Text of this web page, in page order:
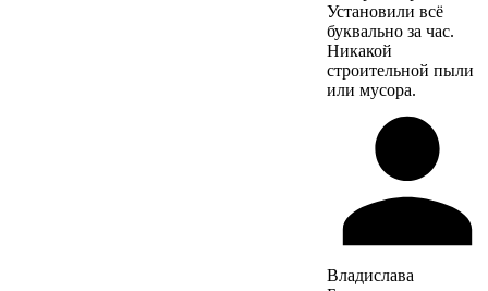
Установили всё
буквально за час.
Никакой
строительной пыли
или мусора.
Владислава